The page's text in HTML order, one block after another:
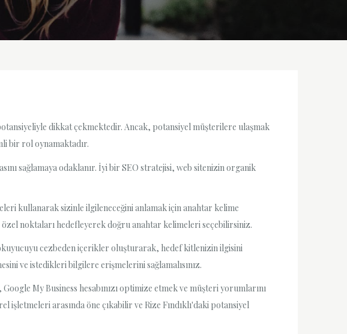
dikkat çekmektedir. Ancak, potansiyel müşterilere ulaşmak
bir rol oynamaktadır.
sağlamaya odaklanır. İyi bir SEO stratejisi, web sitenizin organik
kullanarak sizinle ilgileneceğini anlamak için anahtar kelime
özel noktaları hedefleyerek doğru anahtar kelimeleri seçebilirsiniz.
cezbeden içerikler oluşturarak, hedef kitlenizin ilgisini
ve istedikleri bilgilere erişmelerini sağlamalısınız.
My Business hesabınızı optimize etmek ve müşteri yorumlarını
arasında öne çıkabilir ve Rize Fındıklı'daki potansiyel